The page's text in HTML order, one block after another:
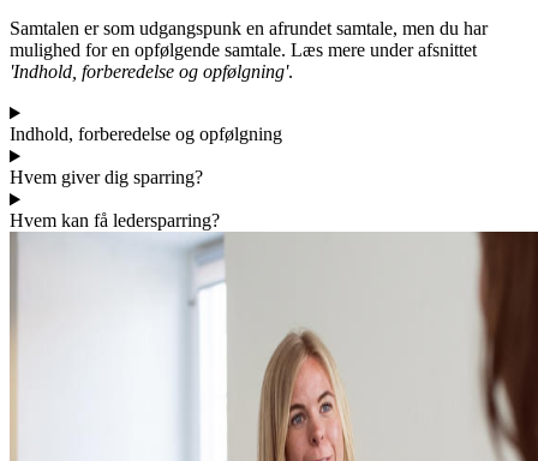
Samtalen er som udgangspunk en afrundet samtale, men du har
mulighed for en opfølgende samtale. Læs mere under afsnittet
'Indhold, forberedelse og opfølgning'.
Indhold, forberedelse og opfølgning
Hvem giver dig sparring?
Hvem kan få ledersparring?